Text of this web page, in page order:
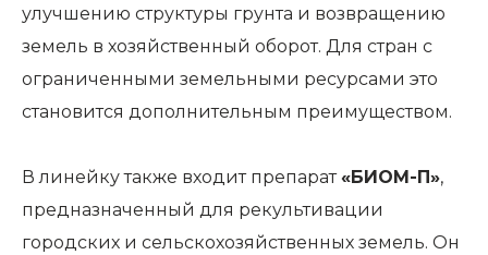
улучшению структуры грунта и возвращению
земель в хозяйственный оборот. Для стран с
ограниченными земельными ресурсами это
становится дополнительным преимуществом.
В линейку также входит препарат«БИОМ-П»,
предназначенный для рекультивации
городских и сельскохозяйственных земель. Он